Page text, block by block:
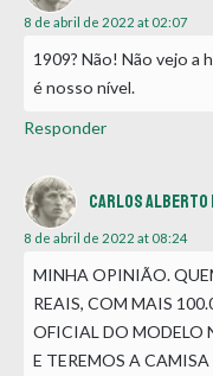
8 de abril de 2022 at 02:07
1909? Não! Não vejo a
é nosso nível.
Responder
Carlos Alberto
8 de abril de 2022 at 08:24
MINHA OPINIÃO.
REAIS, COM MAIS
OFICIAL DO MODELO
E TEREMOS A